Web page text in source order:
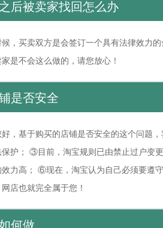
后被卖家找回怎么办
，买卖双方是会签订一个具有法律效力
是不会这么做的，请您放心！
是否安全
，基于购买的店铺是否安全的这个问题
护； ③目前，淘宝规则已由禁止过户
力高； ⑥现在，淘宝认为自己必须要遵
店也就完全属于您！
何做